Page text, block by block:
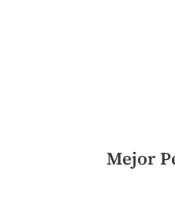
Mejor